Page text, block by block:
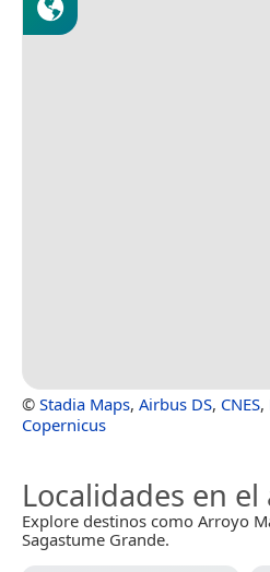
© Stadia Maps, Airbus DS, CNES,
Copernicus
Localidades en el
Explore destinos como Arroyo
Sagastume Grande.